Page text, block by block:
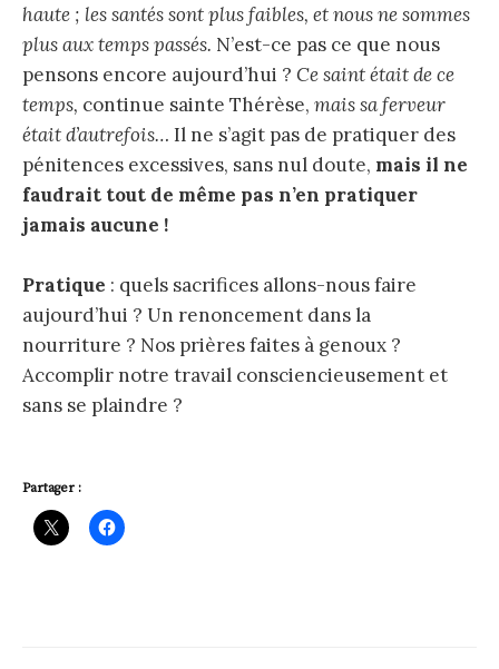
haute ; les santés sont plus faibles, et nous ne sommes
plus aux temps passés. N’est-ce pas ce que nous
pensons encore aujourd’hui ? Ce saint était de ce
temps, continue sainte Thérèse, mais sa ferveur
était d’autrefois… Il ne s’agit pas de pratiquer des
pénitences excessives, sans nul doute, mais il ne
faudrait tout de même pas n’en pratiquer
jamais aucune !
Pratique : quels sacrifices allons-nous faire
aujourd’hui ? Un renoncement dans la
nourriture ? Nos prières faites à genoux ?
Accomplir notre travail consciencieusement et
sans se plaindre ?
Partager :